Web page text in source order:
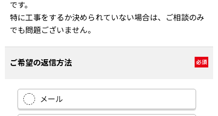
です。
特に工事をするか決められていない場合は、ご相談のみ
でも問題ございません。
ご希望の返信方法 必須
メール